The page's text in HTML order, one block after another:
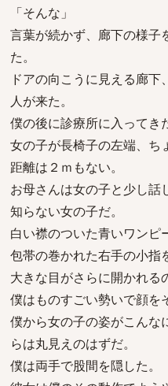
「そんな」
言葉が続かず、廊下の様子
た。
ドアの向こうに見える廊
人が来た。
僕の後に診療所に入ってき
女の子が長椅子の左端、ち
距離は２ｍもない。
お母さんは女の子と少し話
知らない女の子だ。
白い襟のついた青いワンピ
包帯の巻かれた右手の小指
大きな目がさらに開かれる
僕はものすごい勢いで顔を
僕から女の子の姿がこんな
らは丸見えのはずだ。
僕は両手で股間を隠した。